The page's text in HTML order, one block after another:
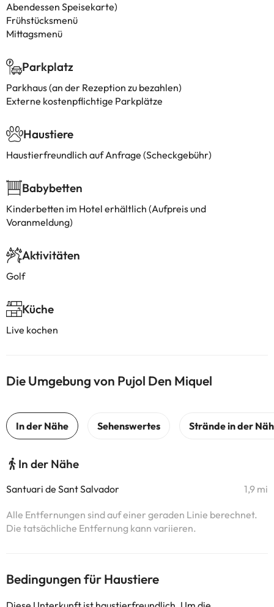
Abendessen Speisekarte)
Frühstücksmenü
Mittagsmenü
Parkplatz
Parkhaus (an der Rezeption zu bezahlen)
Externe kostenpflichtige Parkplätze
Haustiere
Haustierfreundlich auf Anfrage (Scheckgebühr)
Babybetten
Kinderbetten im Hotel erhältlich (Aufpreis und
Voranmeldung)
Aktivitäten
Golf
Küche
Live kochen
Die Umgebung von Pujol Den Miquel
In der Nähe
Santuari de Sant Salvador 1,9 mi
Alle Entfernungen sind auf einer geraden Linie berechnet.
Die tatsächliche Entfernung kann variieren.
Bedingungen für Haustiere